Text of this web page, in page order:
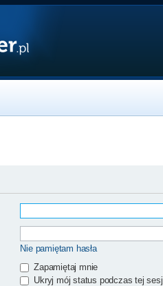
Nie pamiętam hasła
Zapamiętaj mnie
Ukryj mój status podczas tej